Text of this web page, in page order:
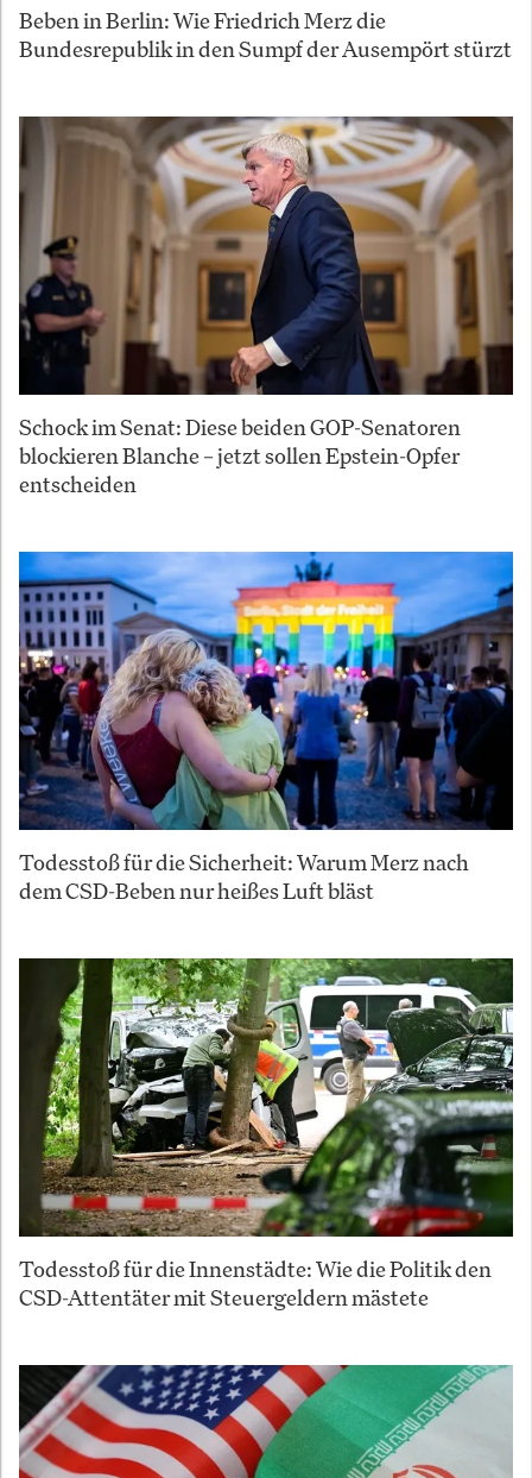
Beben in Berlin: Wie Friedrich Merz die
Bundesrepublik in den Sumpf der Ausempört stürzt
Schock im Senat: Diese beiden GOP-Senatoren
blockieren Blanche – jetzt sollen Epstein-Opfer
entscheiden
Todesstoß für die Sicherheit: Warum Merz nach
dem CSD-Beben nur heißes Luft bläst
Todesstoß für die Innenstädte: Wie die Politik den
CSD-Attentäter mit Steuergeldern mästete